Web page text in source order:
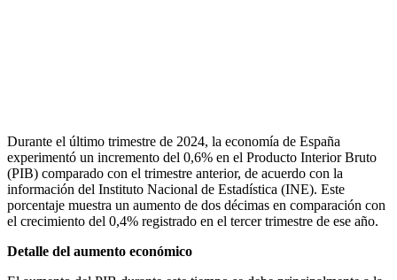
Durante el último trimestre de 2024, la economía de España
experimentó un incremento del 0,6% en el Producto Interior Bruto
(PIB) comparado con el trimestre anterior, de acuerdo con la
información del Instituto Nacional de Estadística (INE). Este
porcentaje muestra un aumento de dos décimas en comparación con
el crecimiento del 0,4% registrado en el tercer trimestre de ese año.
Detalle del aumento económico